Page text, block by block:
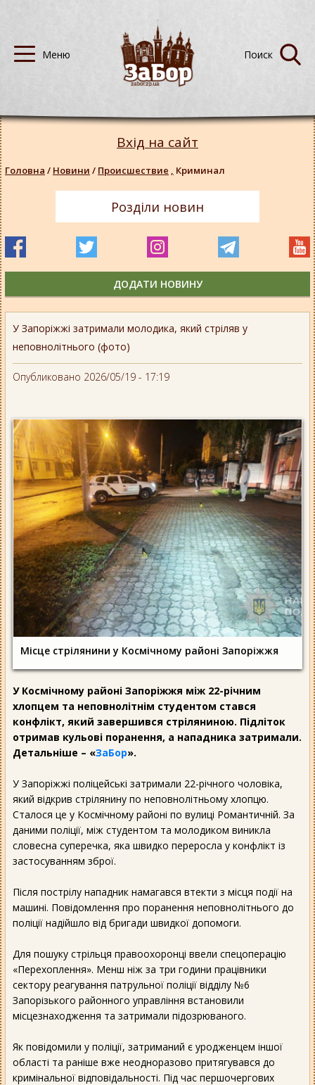
У Запоріжжі затримали молодика, який стріляв у
неповнолітнього (фото)
Опубликовано 2026/05/19 - 17:19
Місце стрілянини у Космічному районі Запоріжжя
У Космічному районі Запоріжжя між 22-річним
хлопцем та неповнолітнім студентом стався
конфлікт, який завершився стріляниною. Підліток
отримав кульові поранення, а нападника затримали.
Детальніше – «ЗаБор».
У Запоріжжі поліцейські затримали 22-річного чоловіка,
який відкрив стрілянину по неповнолітньому хлопцю.
Сталося це у Космічному районі по вулиці Романтичній. За
даними поліції, між студентом та молодиком виникла
словесна суперечка, яка швидко переросла у конфлікт із
застосуванням зброї.
Після пострілу нападник намагався втекти з місця події на
машині. Повідомлення про поранення неповнолітнього до
поліції надійшло від бригади швидкої допомоги.
Для пошуку стрільця правоохоронці ввели спецоперацію
«Перехоплення». Менш ніж за три години працівники
сектору реагування патрульної поліції відділу №6
Запорізького районного управління встановили
місцезнаходження та затримали підозрюваного.
Як повідомили у поліції, затриманий є уродженцем іншої
області та раніше вже неодноразово притягувався до
кримінальної відповідальності. Під час першочергових
Вхід на сайт
Головна / Новини / Происшествие , Криминал
Розділи новин
ДОДАТИ НОВИНУ